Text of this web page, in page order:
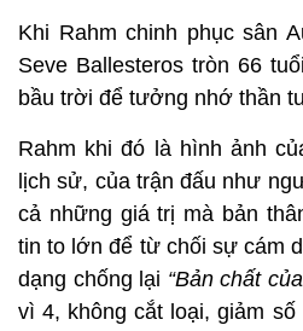
Khi Rahm chinh phục sân
Seve Ballesteros tròn 66
bầu trời để tưởng nhớ thần
Rahm khi đó là hình ảnh
lịch sử, của trận đấu như
cả những giá trị mà bản
tin to lớn để từ chối sự cám
dạng chống lại “Bản chất
vì 4, không cắt loại, giảm